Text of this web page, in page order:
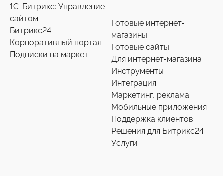
1С-Битрикс: Управление
сайтом
Битрикс24
Корпоративный портал
Подписки на маркет
Готовые интернет-
магазины
Готовые сайты
Для интернет-магазина
Инструменты
Интеграция
Маркетинг, реклама
Мобильные приложения
Поддержка клиентов
Решения для Битрикс24
Услуги